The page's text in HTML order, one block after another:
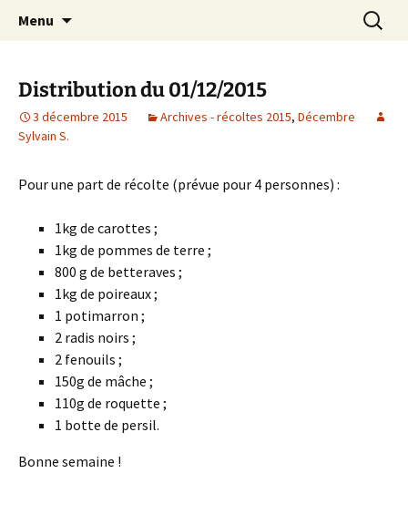
SAULXGOOD!
AMAP de Saulx-les-Chartreux, paniers bio
Menu
Distribution du 01/12/2015
3 décembre 2015 Archives - récoltes 2015, Décembre
Sylvain S.
Pour une part de récolte (prévue pour 4 personnes) :
1kg de carottes ;
1kg de pommes de terre ;
800 g de betteraves ;
1kg de poireaux ;
1 potimarron ;
2 radis noirs ;
2 fenouils ;
150g de mâche ;
110g de roquette ;
1 botte de persil.
Bonne semaine !